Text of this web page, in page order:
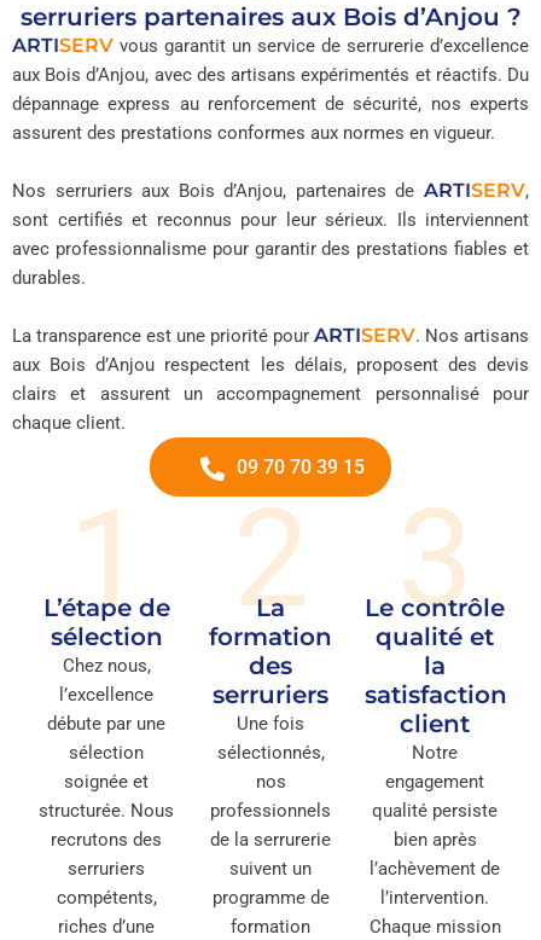
serruriers partenaires aux Bois d’Anjou ?
ARTISERV vous garantit un service de serrurerie d’excellence
aux Bois d’Anjou, avec des artisans expérimentés et réactifs. Du
dépannage express au renforcement de sécurité, nos experts
assurent des prestations conformes aux normes en vigueur.
Nos serruriers aux Bois d’Anjou, partenaires de ARTISERV,
sont certifiés et reconnus pour leur sérieux. Ils interviennent
avec professionnalisme pour garantir des prestations fiables et
durables.
La transparence est une priorité pour ARTISERV. Nos artisans
aux Bois d’Anjou respectent les délais, proposent des devis
clairs et assurent un accompagnement personnalisé pour
chaque client.
09 70 70 39 15
1
L’étape de
sélection
Chez nous,
l’excellence
débute par une
sélection
soignée et
structurée. Nous
recrutons des
serruriers
compétents,
riches d’une
2
La
formation
des
serruriers
Une fois
sélectionnés,
nos
professionnels
de la serrurerie
suivent un
programme de
formation
3
Le contrôle
qualité et
la
satisfaction
client
Notre
engagement
qualité persiste
bien après
l’achèvement de
l’intervention.
Chaque mission